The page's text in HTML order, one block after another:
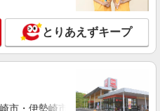
・゜+゜・。○。・゜+゜
詳細を見る
舗スタッフ
時給1400円 社員登用後は月給
験やスキルを考慮し決定） ※残業
とりあえずキープ
市・伊勢崎市・太田市・館林市